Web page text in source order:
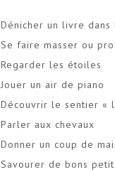
Dénicher un livre
Se faire masser ou
Regarder les étoiles
Jouer un air de piano
Découvrir le sentier «
Parler aux chevaux
Donner un coup de
Savourer de bons